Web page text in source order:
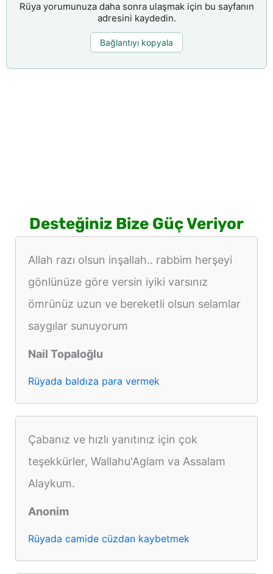
Rüya yorumunuza daha sonra ulaşmak için bu sayfanın
adresini kaydedin.
Bağlantıyı kopyala
Desteğiniz Bize Güç Veriyor
Allah razı olsun inşallah.. rabbim herşeyi
gönlünüze göre versin iyiki varsınız
ömrünüz uzun ve bereketli olsun selamlar
saygılar sunuyorum
Nail Topaloğlu
Rüyada baldıza para vermek
Çabanız ve hızlı yanıtınız için çok
teşekkürler, Wallahu'Aglam va Assalam
Alaykum.
Anonim
Rüyada camide cüzdan kaybetmek